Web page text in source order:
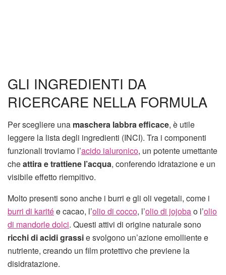
GLI INGREDIENTI DA
RICERCARE NELLA FORMULA
Per scegliere una maschera labbra efficace, è utile
leggere la lista degli ingredienti (INCI). Tra i componenti
funzionali troviamo l’acido ialuronico, un potente umettante
cheattira e trattiene l’acqua, conferendo idratazione e un
visibile effetto riempitivo.
Molto presenti sono anche i burri e gli oli vegetali, come i
burri di karitée cacao, l’olio di cocco, l’olio di jojobao l’olio
di mandorle dolci. Questi attivi di origine naturale sono
ricchi di acidi grassie svolgono un’azione emolliente e
nutriente, creando un film protettivo che previene la
disidratazione.